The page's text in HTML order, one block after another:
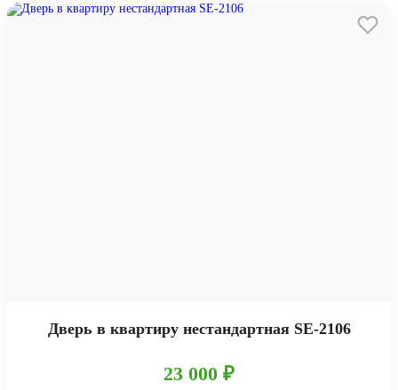
Дверь в квартиру нестандартная SE-2106
23 000 ₽